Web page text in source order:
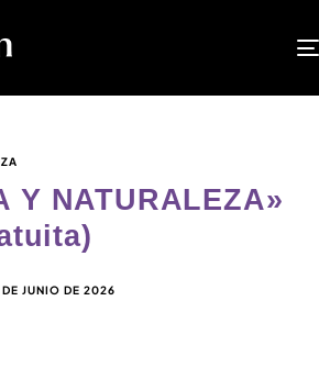
Y NATURALEZA»
DE JUNIO DE 2026